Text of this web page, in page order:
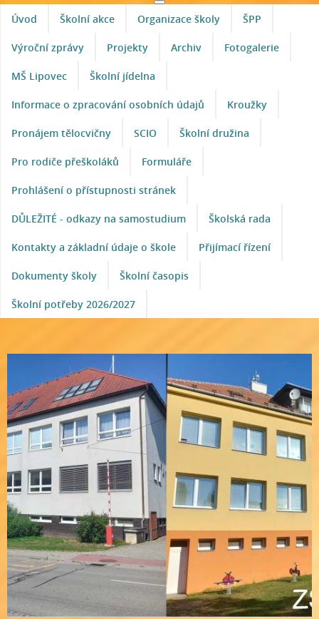
Úvod Školní akce Organizace školy ŠPP
Výroční zprávy Projekty Archiv Fotogalerie
MŠ Lipovec Školní jídelna
Informace o zpracování osobních údajů Kroužky
Pronájem tělocvičny SCIO Školní družina
Pro rodiče přeškoláků Formuláře
Prohlášení o přístupnosti stránek
DŮLEŽITÉ - odkazy na samostudium Školská rada
Kontakty a základní údaje o škole Přijímací řízení
Dokumenty školy Školní časopis
Školní potřeby 2026/2027